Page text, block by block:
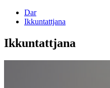
Dar
Ikkuntattjana
Ikkuntattjana